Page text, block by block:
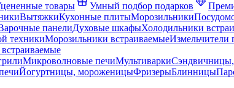
товары Умный подбор подарков
ВытяжкиКухонные плитыМорозильники
панелиДуховые шкафыХолодильники
техникиМорозильники встраиваемыеИзмельчители
Микроволновые печиМультиваркиСэндвичницы,
Йогуртницы, мороженицыФризерыБлинницы